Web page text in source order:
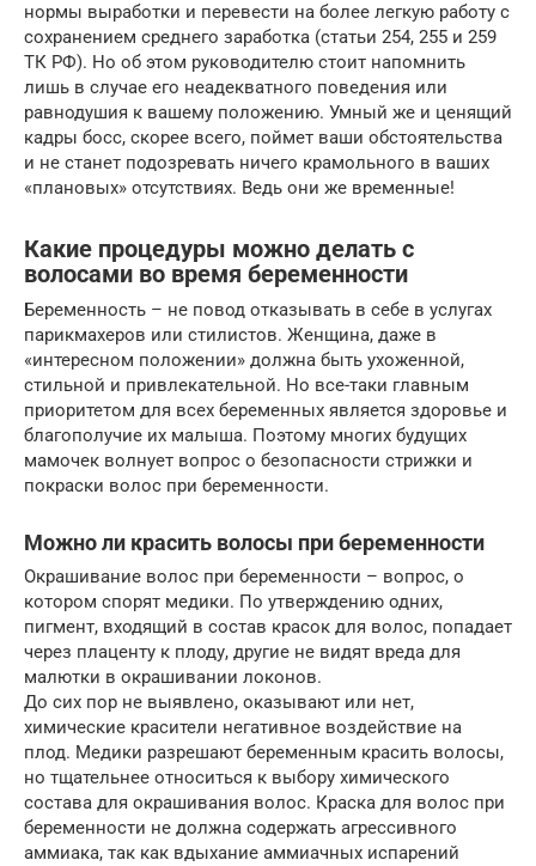
нормы выработки и перевести на более легкую работу с
сохранением среднего заработка (статьи 254, 255 и 259
ТК РФ). Но об этом руководителю стоит напомнить
лишь в случае его неадекватного поведения или
равнодушия к вашему положению. Умный же и ценящий
кадры босс, скорее всего, поймет ваши обстоятельства
и не станет подозревать ничего крамольного в ваших
«плановых» отсутствиях. Ведь они же временные!
Какие процедуры можно делать с
волосами во время беременности
Беременность – не повод отказывать в себе в услугах
парикмахеров или стилистов. Женщина, даже в
«интересном положении» должна быть ухоженной,
стильной и привлекательной. Но все-таки главным
приоритетом для всех беременных является здоровье и
благополучие их малыша. Поэтому многих будущих
мамочек волнует вопрос о безопасности стрижки и
покраски волос при беременности.
Можно ли красить волосы при беременности
Окрашивание волос при беременности – вопрос, о
котором спорят медики. По утверждению одних,
пигмент, входящий в состав красок для волос, попадает
через плаценту к плоду, другие не видят вреда для
малютки в окрашивании локонов.
До сих пор не выявлено, оказывают или нет,
химические красители негативное воздействие на
плод. Медики разрешают беременным красить волосы,
но тщательнее относиться к выбору химического
состава для окрашивания волос. Краска для волос при
беременности не должна содержать агрессивного
аммиака, так как вдыхание аммиачных испарений